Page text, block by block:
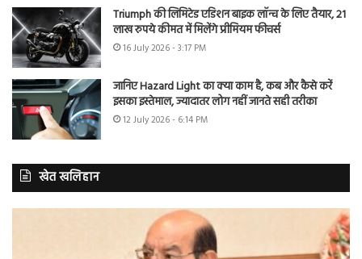
Triumph की लिमिटेड एडिशन बाइक लॉन्च के लिए तैयार, 21
लाख रुपये कीमत में मिलेंगे प्रीमियम फीचर्स
16 July 2026 - 3:17 PM
जानिए Hazard Light का क्या काम है, कब और कैसे करें
इसका इस्तेमाल, ज्यादातर लोग नहीं जानते सही तरीका
12 July 2026 - 6:14 PM
खेत खलिहान